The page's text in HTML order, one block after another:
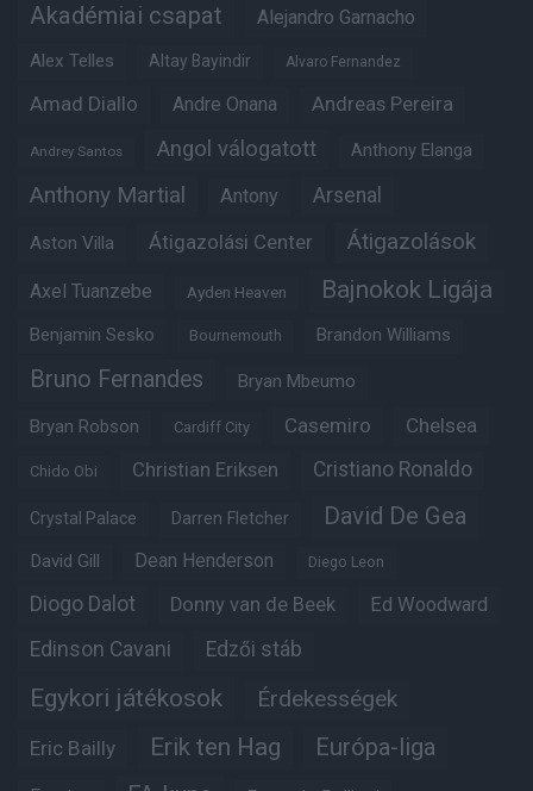
Akadémiai csapat Alejandro Garnacho
Alex Telles Altay Bayindir Alvaro Fernandez
Amad Diallo Andre Onana Andreas Pereira
Andrey Santos Angol válogatott Anthony Elanga
Anthony Martial Antony Arsenal
Aston Villa Átigazolási Center Átigazolások
Axel Tuanzebe Ayden Heaven Bajnokok Ligája
Benjamin Sesko Bournemouth Brandon Williams
Bruno Fernandes Bryan Mbeumo
Bryan Robson Cardiff City Casemiro Chelsea
Chido Obi Christian Eriksen Cristiano Ronaldo
Crystal Palace Darren Fletcher David De Gea
David Gill Dean Henderson Diego Leon
Diogo Dalot Donny van de Beek Ed Woodward
Edinson Cavani Edzői stáb
Egykori játékosok Érdekességek
Eric Bailly Erik ten Hag Európa-liga